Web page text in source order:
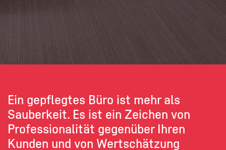
Ein gepflegtes Büro ist mehr als
Sauberkeit. Es ist ein Zeichen von
Professionalität gegenüber Ihren
Kunden und von Wertschätzung